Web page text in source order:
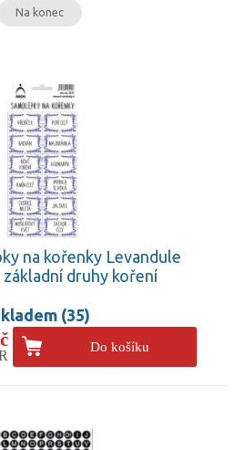
Na konec
na kořenky Levandule
základní druhy koření
(35)
Do košíku